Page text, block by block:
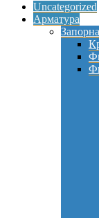
Uncategorized
Арматура